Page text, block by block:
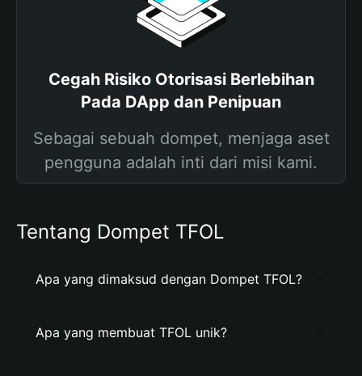
Cegah Risiko Otorisasi Berlebihan
Pada DApp dan Penipuan
Sebagai sebuah dompet, menjaga aset
pengguna adalah inti dari misi kami.
Tentang Dompet TFOL
Apa yang dimaksud dengan Dompet TFOL?
Apa yang membuat TFOL unik?